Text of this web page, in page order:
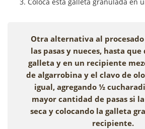
Otra alternativa al
las pasas y nueces, hasta
galleta y en un recipiente
de algarrobina y el clavo de
igual, agregando ½
mayor cantidad de pasas si
seca y colocando la galleta
recipiente.